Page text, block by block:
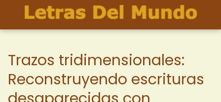
Trazos tridimensionales:
Reconstruyendo escrituras